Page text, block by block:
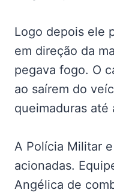
Logo depois ele
em direção da
pegava fogo. O
ao saírem do
queimaduras até
A Polícia Militar
acionadas.
Angélica de